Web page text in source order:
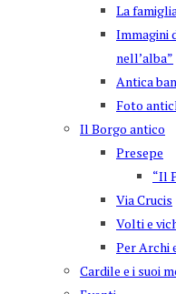
La
Immagini
nell’alba”
Antica
Foto
Il Borgo antico
Presepe
“Il
Via Crucis
Volti e
Per Archi
Cardile e i suoi